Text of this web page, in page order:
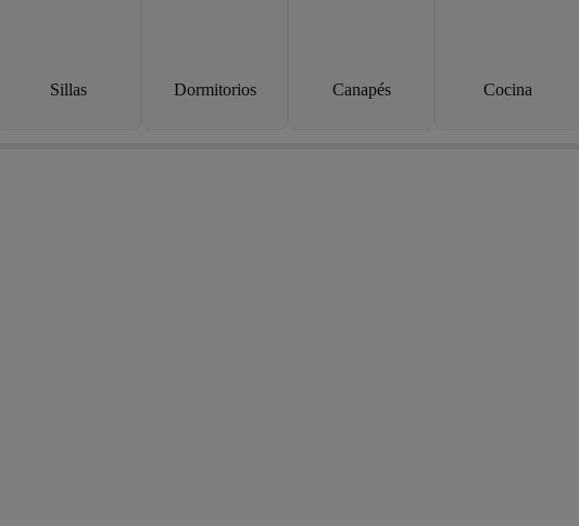
Sillas Dormitorios Canapés Cocina